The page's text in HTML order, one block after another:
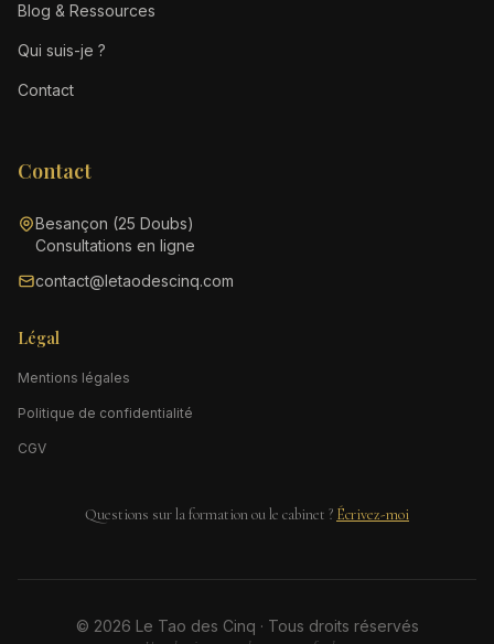
Blog & Ressources
Qui suis-je ?
Contact
Contact
Besançon (25 Doubs)
Consultations en ligne
contact@letaodescinq.com
Légal
Mentions légales
Politique de confidentialité
CGV
Questions sur la formation ou le cabinet ? Écrivez-moi
© 2026 Le Tao des Cinq · Tous droits réservés